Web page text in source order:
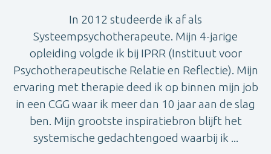
In 2012 studeerde ik af als
Systeempsychotherapeute. Mijn 4-jarige
opleiding volgde ik bij IPRR (Instituut voor
Psychotherapeutische Relatie en Reflectie). Mijn
ervaring met therapie deed ik op binnen mijn job
in een CGG waar ik meer dan 10 jaar aan de slag
ben. Mijn grootste inspiratiebron blijft het
systemische gedachtengoed waarbij ik ...